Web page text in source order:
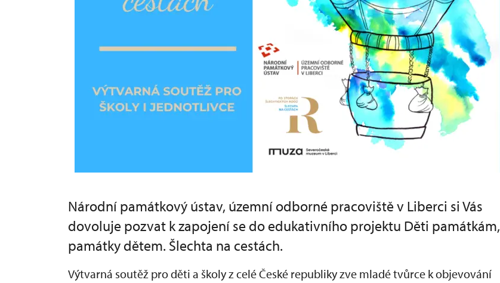
Národní památkový ústav, územní odborné pracoviště v Liberci si Vás
dovoluje pozvat k zapojení se do edukativního projektu Děti památkám,
památky dětem. Šlechta na cestách.
Výtvarná soutěž pro děti a školy z celé České republiky zve mladé tvůrce k objevování